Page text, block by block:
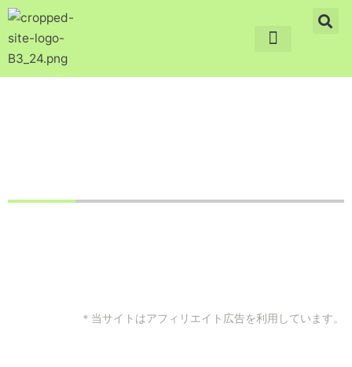
内
を
＊当サイトはアフィリエイト広告を利用しています。